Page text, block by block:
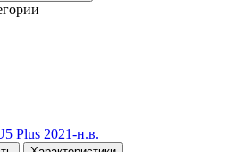
Plus 2021-н.в.